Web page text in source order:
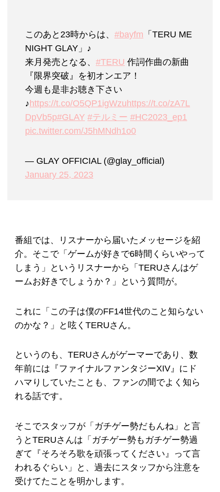
このあと23時からは、 #bayfm 「TERU ME
NIGHT GLAY」♪
来月発売となる、 #TERU 作詞作曲の新曲
『限界突破』を初オンエア！
今週も是非お聴き下さい
♪ https://t.co/O5QP1igWzu https://t.co/zA7L
DpVb5p#GLAY #テルミー #HC2023_ep1
pic.twitter.com/J5hMNdh1o0
— GLAY OFFICIAL (@glay_official)
January 25, 2023
番組では、リスナーから届いたメッセージを紹
介。そこで「ゲームが好きで6時間くらいやって
しまう」というリスナーから「TERUさんはゲ
ームお好きでしょうか？」という質問が。
これに「この子は僕のFF14世代のこと知らない
のかな？」と呟くTERUさん。
というのも、TERUさんがゲーマーであり、数
年前には『ファイナルファンタジーXIV』にド
ハマりしていたことも、ファンの間でよく知ら
れる話です。
そこでスタッフが「ガチゲー勢だもんね」と言
うとTERUさんは「ガチゲー勢もガチゲー勢過
ぎて『そろそろ歌を頑張ってください』って言
われるぐらい」と、過去にスタッフから注意を
受けてたことを明かします。